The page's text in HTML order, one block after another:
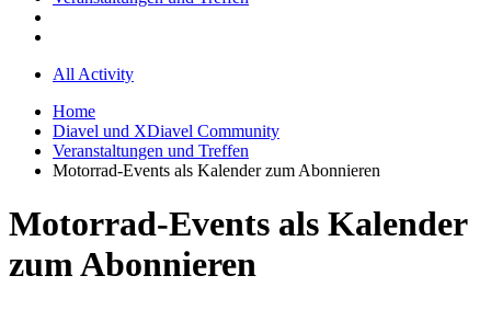
All Activity
Home
Diavel und XDiavel Community
Veranstaltungen und Treffen
Motorrad-Events als Kalender zum Abonnieren
Motorrad-Events als Kalender
zum Abonnieren